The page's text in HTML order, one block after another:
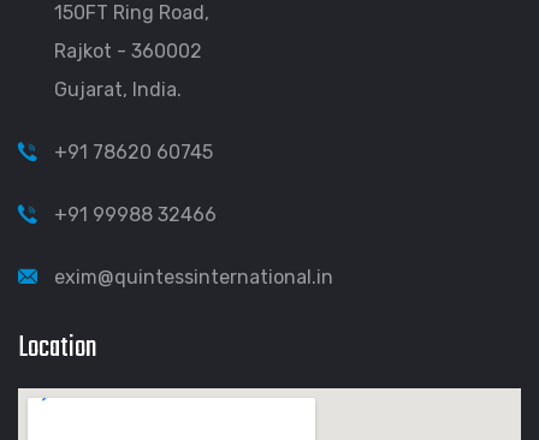
150FT Ring Road,
Rajkot - 360002
Gujarat, India.
+91 78620 60745
+91 99988 32466
exim@quintessinternational.in
Location